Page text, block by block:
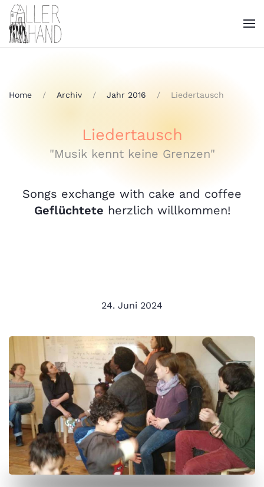
Home Archiv Jahr 2016 Liedertausch
Liedertausch
"Musik kennt keine Grenzen"
Songs exchange with cake and coffee
Geflüchtete herzlich willkommen!
24. Juni 2024